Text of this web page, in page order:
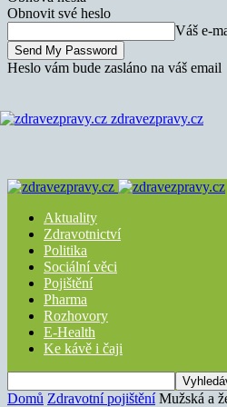
Obnovit své heslo
Váš e-
Heslo vám bude zasláno na váš email
zdravezpravy.cz
Aktuality
Zdravotnictví
Politika
Sociální věci
Pojištění
Pharma
Rozhovory
E-Health
Ke kávě i čaji
Domů Zdravotní pojištění Mužská a